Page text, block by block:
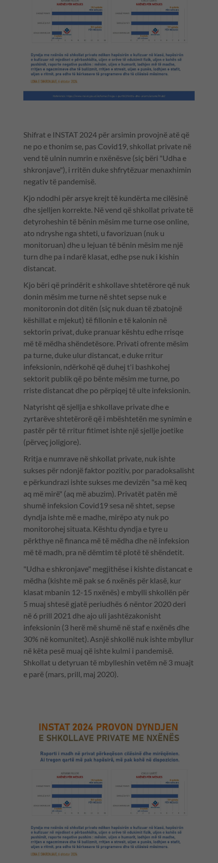
Shifrat e INSTAT 2024 për arsimin provojnë atë që
ne po e thonim se, pas Covid19, shkollat private në
vend të ulnin numrin e nxënësve (siç bëri "Udha e
shkronjave"), i rritën duke shfrytëzuar menaxhimin
negativ të pandemisë.
Kjo ndodhi për arsye krejt të kundërta me cilësinë
dhe sjelljen korrekte. Në vend që shkollat private të
detyroheshin të bënin mësim me turne ose online,
ato ndryshe nga shteti, u favorizuan (nuk u
monitoruan) dhe u lejuan të bënin mësim me një
turn dhe pa i ndarë klasat, edhe pse nuk i kishin
distancat.
Kjo bëri që prindërit e shkollave shtetërore që nuk
donin mësim me turne në shtet sepse nuk e
monitoronin dot ditën (siç nuk duan të zbatojnë
këshillat e mjekut) të fillonin e të kalonin në
sektorin privat, duke pranuar kështu edhe rrisqe
më të mëdha shëndetësore. Privati ofrente mësim
pa turne, duke ulur distancat, e duke rritur
infeksionin, ndërkohë që duhej t'i bashkohej
sektorit publik që po bënte mësim me turne, po
rriste distancat dhe po përpiqej të ulte infeksionin.
Natyrisht që sjellja e shkollave private dhe e
zyrtarëve shtetërorë që i mbështetën me synimin e
pastër për të rritur fitimet ishte një sjellje joetike
(përveç joligjore).
Rritja e numrave në shkollat private, nuk ishte
sukses për ndonjë faktor pozitiv, por paradoksalisht
e përkundrazi ishte sukses me devizën "sa më keq
aq më mirë" (aq më abuzim). Privatët patën më
shumë infeksion Covid19 sesa në shtet, sepse
dyndja ishte më e madhe, mirëpo aty nuk po
monitorohej situata. Kështu dyndja e tyre u
përkthye në financa më të mëdha dhe në infeksion
më të madh, pra në dëmtim të plotë të shëndetit.
"Udha e shkronjave" megjithëse i kishte distancat e
mëdha (kishte më pak se 6 nxënës për klasë, kur
klasat mbanin 12-15 nxënës) e mbylli shkollën për
5 muaj shtesë gjatë periudhës 6 nëntor 2020 deri
në 6 prill 2021 dhe ajo uli jashtëzakonisht
infeksionin (3 herë më shumë në staf e nxënës dhe
30% në komunitet). Asnjë shkollë nuk ishte mbyllur
në këta pesë muaj që ishte kulmi i pandemisë.
Shkollat u detyruan të mbylleshin vetëm në 3 muajt
e parë (mars, prill, maj 2020).